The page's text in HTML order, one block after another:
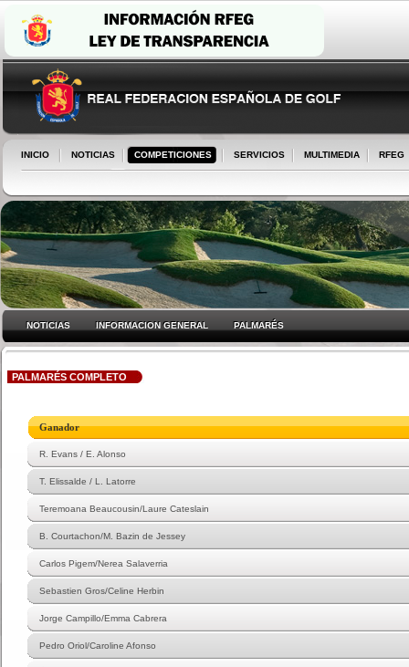
INICIO NOTICIAS COMPETICIONES SERVICIOS MULTIMEDIA RFEG
NOTICIAS INFORMACION GENERAL PALMARÉS
PALMARÉS COMPLETO
Ganador
R. Evans / E. Alonso
T. Elissalde / L. Latorre
Teremoana Beaucousin/Laure Cateslain
B. Courtachon/M. Bazin de Jessey
Carlos Pigem/Nerea Salaverria
Sebastien Gros/Celine Herbin
Jorge Campillo/Emma Cabrera
Pedro Oriol/Caroline Afonso